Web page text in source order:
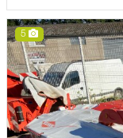
5